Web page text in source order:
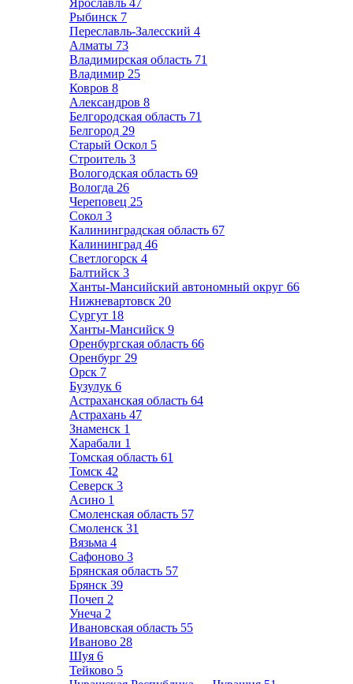
Ярославль 47
Рыбинск 7
Переславль-Залесский 4
Алматы 73
Владимирская область 71
Владимир 25
Ковров 8
Александров 8
Белгородская область 71
Белгород 29
Старый Оскол 5
Строитель 3
Вологодская область 69
Вологда 26
Череповец 25
Сокол 3
Калининградская область 67
Калининград 46
Светлогорск 4
Балтийск 3
Ханты-Мансийский автономный округ 66
Нижневартовск 20
Сургут 18
Ханты-Мансийск 9
Оренбургская область 66
Оренбург 29
Орск 7
Бузулук 6
Астраханская область 64
Астрахань 47
Знаменск 1
Харабали 1
Томская область 61
Томск 42
Северск 3
Асино 1
Смоленская область 57
Смоленск 31
Вязьма 4
Сафоново 3
Брянская область 57
Брянск 39
Почеп 2
Унеча 2
Ивановская область 55
Иваново 28
Шуя 6
Тейково 5